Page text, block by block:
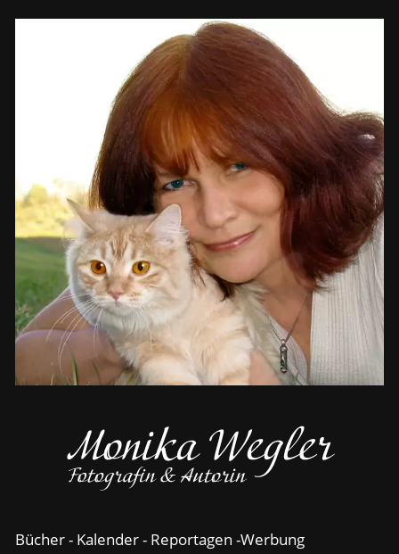
Bücher - Kalender - Reportagen -Werbung